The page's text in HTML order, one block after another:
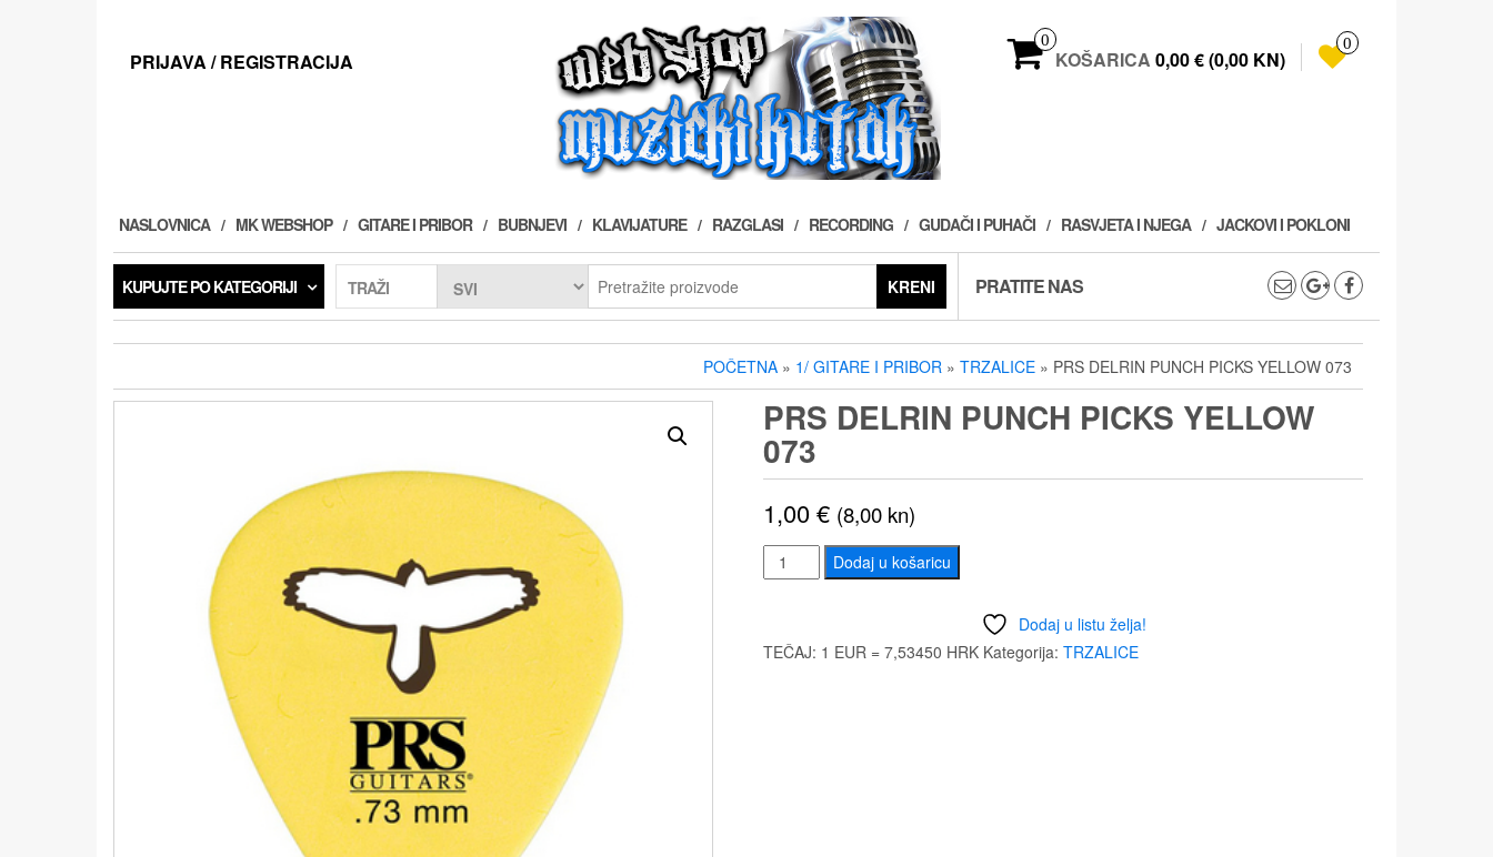
PRIJAVA / REGISTRACIJA
0
KOŠARICA 0,00 € (0,00 KN)
0
NASLOVNICA MK WEBSHOP GITARE I PRIBOR BUBNJEVI KLAVIJATURE RAZGLASI RECORDING GUDAČI I PUHAČI RASVJETA I NJEGA JACKOVI I POKLONI
KUPUJTE PO KATEGORIJI TRAŽI KRENI PRATITE NAS
POČETNA » 1/ GITARE I PRIBOR » TRZALICE » PRS DELRIN PUNCH PICKS YELLOW 073
PRS DELRIN PUNCH PICKS YELLOW
073
1,00€ (8,00 kn)
PRS
Delrin
Picks
Dodaj u košaricu
Dodaj u listu želja!
TEČAJ: 1 EUR = 7,53450 HRK Kategorija: TRZALICE